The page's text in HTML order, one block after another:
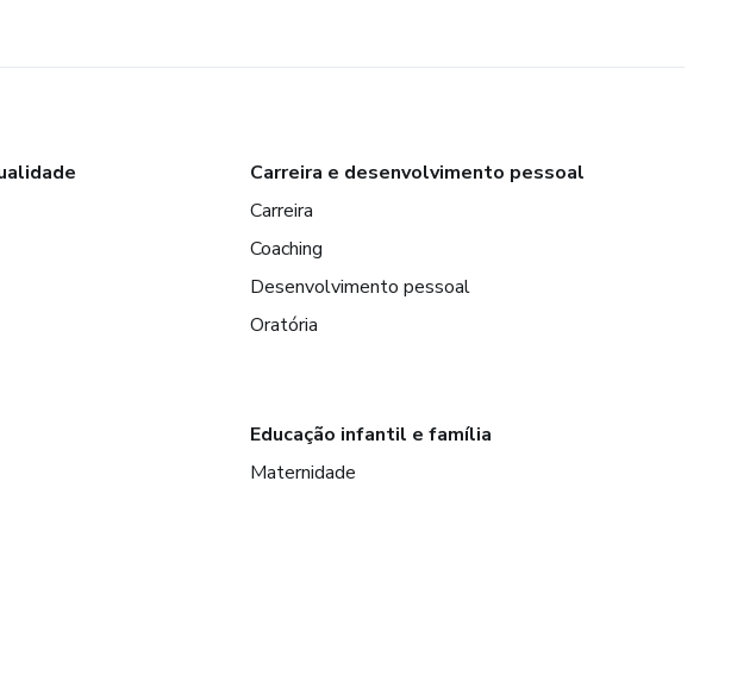
Carreira e desenvolvimento pessoal
Carreira
Coaching
Desenvolvimento pessoal
Oratória
Educação infantil e família
Maternidade